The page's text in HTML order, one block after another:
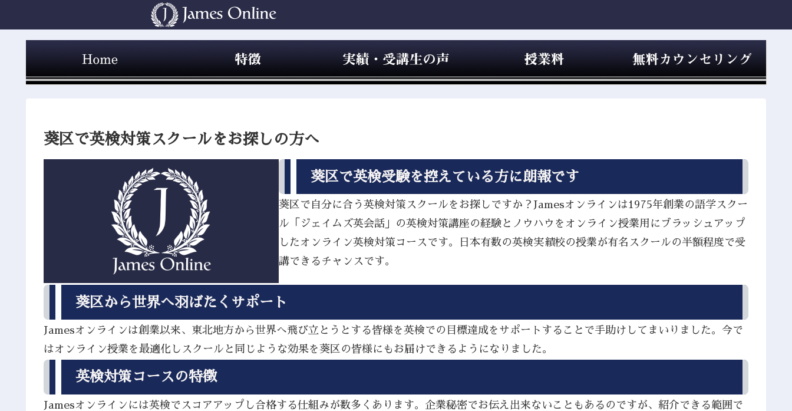
葵区で英検対策スクールをお探しの方へ
葵区で英検受験を控えている方に朗報です
葵区で自分に合う英検対策スクールをお探しですか？Jamesオンラインは1975年創業の語学スクー
ル「ジェイムズ英会話」の英検対策講座の経験とノウハウをオンライン授業用にブラッシュアップ
したオンライン英検対策コースです。日本有数の英検実績校の授業が有名スクールの半額程度で受
講できるチャンスです。
葵区から世界へ羽ばたくサポート
Jamesオンラインは創業以来、東北地方から世界へ飛び立とうとする皆様を英検での目標達成をサポートすることで手助けしてまいりました。今で
はオンライン授業を最適化しスクールと同じような効果を葵区の皆様にもお届けできるようになりました。
英検対策コースの特徴
Jamesオンラインには英検でスコアアップし合格する仕組みが数多くあります。企業秘密でお伝え出来ないこともあるのですが、紹介できる範囲で